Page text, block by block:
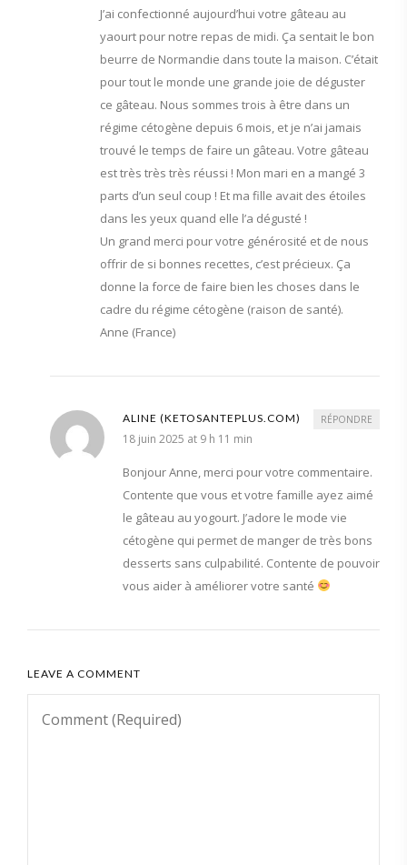
J’ai confectionné aujourd’hui votre gâteau au
yaourt pour notre repas de midi. Ça sentait le bon
beurre de Normandie dans toute la maison. C’était
pour tout le monde une grande joie de déguster
ce gâteau. Nous sommes trois à être dans un
régime cétogène depuis 6 mois, et je n’ai jamais
trouvé le temps de faire un gâteau. Votre gâteau
est très très très réussi ! Mon mari en a mangé 3
parts d’un seul coup ! Et ma fille avait des étoiles
dans les yeux quand elle l’a dégusté !
Un grand merci pour votre générosité et de nous
offrir de si bonnes recettes, c’est précieux. Ça
donne la force de faire bien les choses dans le
cadre du régime cétogène (raison de santé).
Anne (France)
ALINE (KETOSANTEPLUS.COM)
18 juin 2025 at 9 h 11 min
Bonjour Anne, merci pour votre commentaire.
Contente que vous et votre famille ayez aimé
le gâteau au yogourt. J’adore le mode vie
cétogène qui permet de manger de très bons
desserts sans culpabilité. Contente de pouvoir
vous aider à améliorer votre santé
RÉPONDRE
LEAVE A COMMENT